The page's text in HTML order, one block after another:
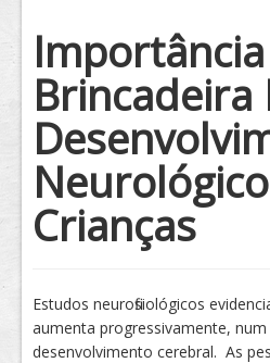
Brincadeira
Crianças
Estudos neurofisiológicos
aumenta progressivamente,
desenvolvimento cerebral. As